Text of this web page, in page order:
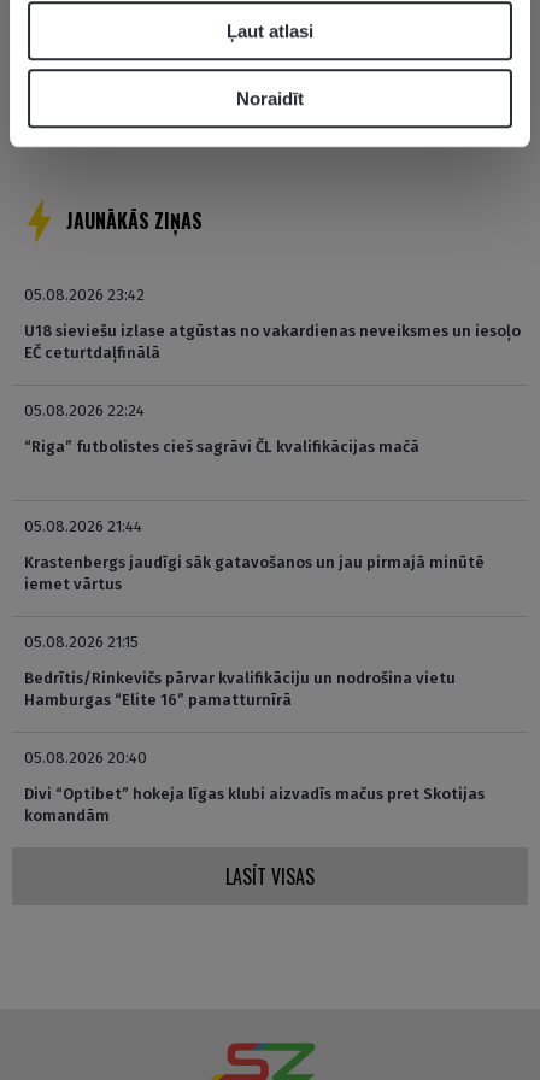
Ļaut atlasi
Noraidīt
Pievienot komentāru
Pagaidām neviens nav komentējis
JAUNĀKĀS ZIŅAS
05.08.2026 23:42
U18 sieviešu izlase atgūstas no vakardienas neveiksmes un iesoļo
EČ ceturtdaļfinālā
05.08.2026 22:24
“Riga” futbolistes cieš sagrāvi ČL kvalifikācijas mačā
05.08.2026 21:44
Krastenbergs jaudīgi sāk gatavošanos un jau pirmajā minūtē
iemet vārtus
05.08.2026 21:15
Bedrītis/Rinkevičs pārvar kvalifikāciju un nodrošina vietu
Hamburgas “Elite 16” pamatturnīrā
05.08.2026 20:40
Divi “Optibet” hokeja līgas klubi aizvadīs mačus pret Skotijas
komandām
LASĪT VISAS